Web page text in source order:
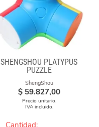
SHENGSHOU PLATYPUS
PUZZLE
ShengShou
$ 59.827,00
Precio unitario.
IVA incluido.
Cantidad: